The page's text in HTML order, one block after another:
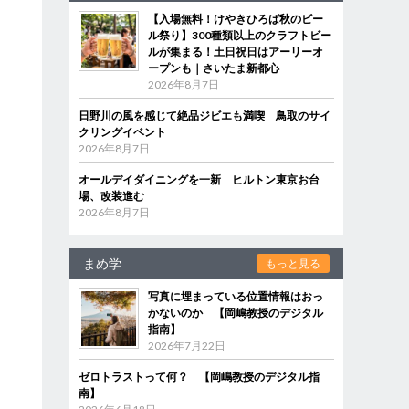
【入場無料！けやきひろば秋のビー
ル祭り】300種類以上のクラフトビー
ルが集まる！土日祝日はアーリーオ
ープンも｜さいたま新都心
2026年8月7日
日野川の風を感じて絶品ジビエも満喫 鳥取のサイ
クリングイベント
2026年8月7日
オールデイダイニングを一新 ヒルトン東京お台
場、改装進む
2026年8月7日
まめ学 もっと見る
写真に埋まっている位置情報はおっ
かないのか 【岡嶋教授のデジタル
指南】
2026年7月22日
ゼロトラストって何？ 【岡嶋教授のデジタル指
南】